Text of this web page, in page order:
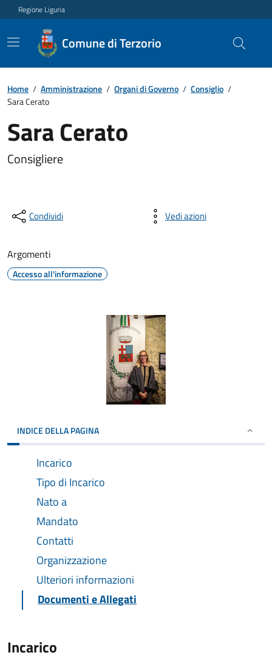
Regione Liguria
Comune di Terzorio
Home / Amministrazione / Organi di Governo / Consiglio /
Sara Cerato
Sara Cerato
Consigliere
Condividi Vedi azioni
Argomenti
Accesso all'informazione
INDICE DELLA PAGINA
Incarico
Tipo di Incarico
Nato a
Mandato
Contatti
Organizzazione
Ulteriori informazioni
Documenti e Allegati
Incarico